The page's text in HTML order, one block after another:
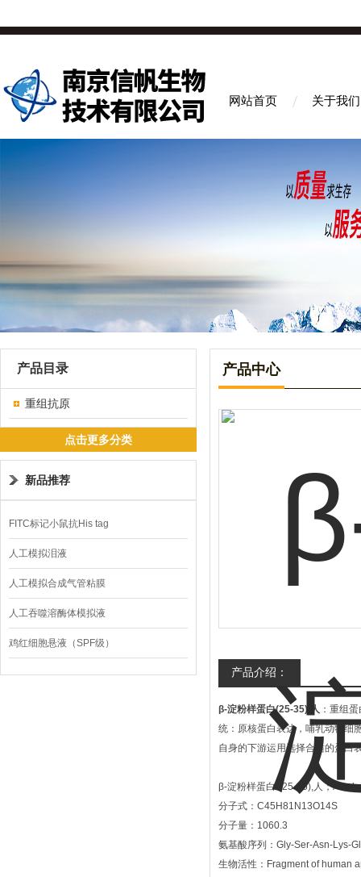
网站首页 关于我们
产品目录
重组抗原
点击更多分类
新品推荐
FITC标记小鼠抗His tag
人工模拟泪液
人工模拟合成气管粘膜
人工吞噬溶酶体模拟液
鸡红细胞悬液（SPF级）
产品中心
产品介绍：
β-淀粉样蛋白(25-35),人 ：重组
统：原核蛋白表达，哺乳动物细
自身的下游运用选择合适的蛋白
β-淀粉样蛋白-(25-35),人；
分子式：C45H81N13O14S
分子量：1060.3
氨基酸序列：Gly-Ser-Asn-Lys-
生物活性：Fragment of human